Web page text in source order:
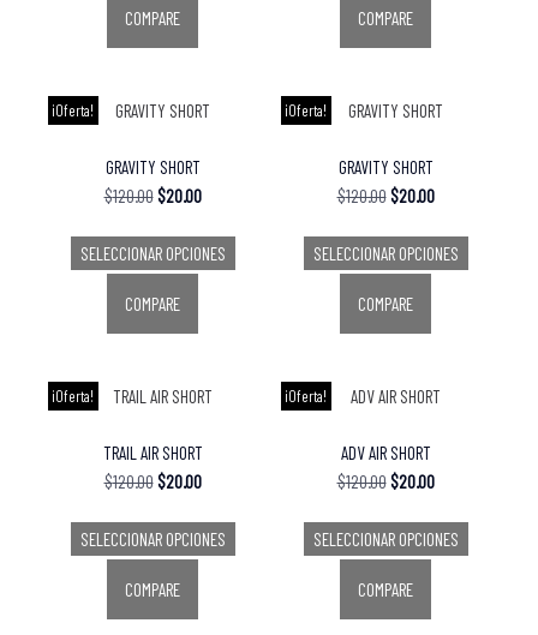
COMPARE COMPARE
¡Oferta!
GRAVITY SHORT
$120.00$20.00
SELECCIONAR OPCIONES
COMPARE
¡Oferta!
GRAVITY SHORT
$120.00$20.00
SELECCIONAR OPCIONES
COMPARE
¡Oferta!
TRAIL AIR SHORT
$120.00$20.00
SELECCIONAR OPCIONES
COMPARE
¡Oferta!
ADV AIR SHORT
$120.00$20.00
SELECCIONAR OPCIONES
COMPARE